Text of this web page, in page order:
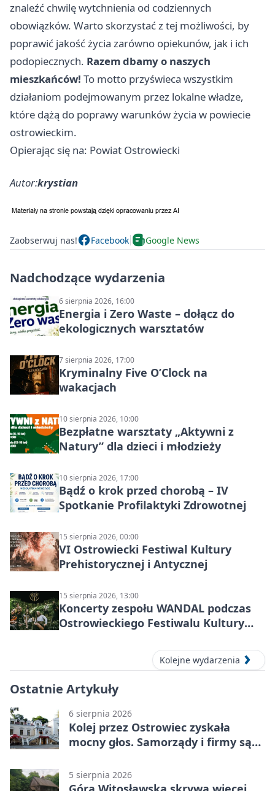
znaleźć chwilę wytchnienia od codziennych
obowiązków. Warto skorzystać z tej możliwości, by
poprawić jakość życia zarówno opiekunów, jak i ich
podopiecznych. Razem dbamy o naszych
mieszkańców! To motto przyświeca wszystkim
działaniom podejmowanym przez lokalne władze,
które dążą do poprawy warunków życia w powiecie
ostrowieckim.
Opierając się na: Powiat Ostrowiecki
Autor:krystian
Zaobserwuj nas! Facebook Google News
Nadchodzące wydarzenia
6 sierpnia 2026, 16:00
Energia i Zero Waste – dołącz do
ekologicznych warsztatów
7 sierpnia 2026, 17:00
Kryminalny Five O’Clock na
wakacjach
10 sierpnia 2026, 10:00
Bezpłatne warsztaty „Aktywni z
Natury” dla dzieci i młodzieży
10 sierpnia 2026, 17:00
Bądź o krok przed chorobą – IV
Spotkanie Profilaktyki Zdrowotnej
15 sierpnia 2026, 00:00
VI Ostrowiecki Festiwal Kultury
Prehistorycznej i Antycznej
15 sierpnia 2026, 13:00
Koncerty zespołu WANDAL podczas
Ostrowieckiego Festiwalu Kultury
Kolejne wydarzenia
Ostatnie Artykuły
6 sierpnia 2026
Kolej przez Ostrowiec zyskała
mocny głos. Samorządy i firmy są
5 sierpnia 2026